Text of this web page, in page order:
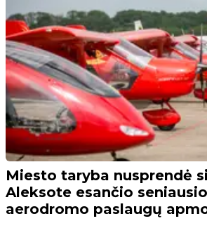
Miesto taryba nusprendė
Aleksote esančio
aerodromo paslaugų